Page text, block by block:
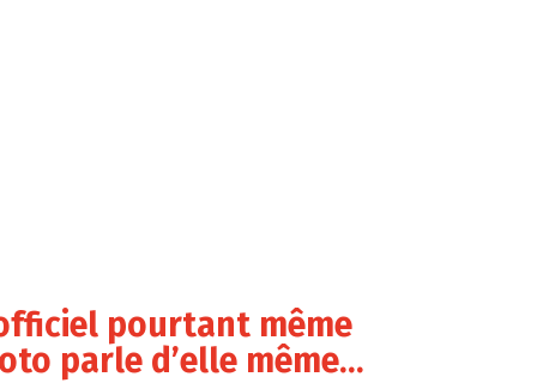
pourtant même
parle d’elle même…